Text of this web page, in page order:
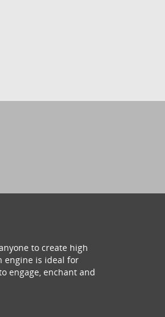
to create high
engine is ideal for
engage, enchant and